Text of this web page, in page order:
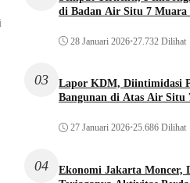
di Badan Air Situ 7 Muara
28 Januari 2026•27.732 Dilihat
03
Lapor KDM, Diintimidasi
Bangunan di Atas Air Situ
27 Januari 2026•25.686 Dilihat
04
Ekonomi Jakarta Moncer,